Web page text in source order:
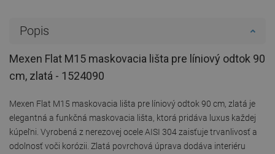
Popis
Mexen Flat M15 maskovacia lišta pre líniový odtok 90
cm, zlatá - 1524090
Mexen Flat M15 maskovacia lišta pre líniový odtok 90 cm, zlatá je
elegantná a funkčná maskovacia lišta, ktorá pridáva luxus každej
kúpeľni. Vyrobená z nerezovej ocele AISI 304 zaisťuje trvanlivosť a
odolnosť voči korózii. Zlatá povrchová úprava dodáva interiéru